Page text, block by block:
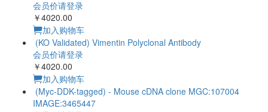
STAT3 Polyclonal Antibody
会员价请登录
￥4020.00
加入购物车
Validated) Vimentin Polyclonal Antibody
会员价请登录
￥4020.00
加入购物车